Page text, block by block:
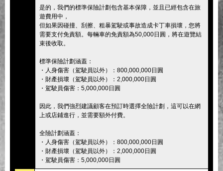
是的，我們的標準保險計劃包含基本保障，並且已經包含在旅
遊費用中，
但如果因碰撞、刮擦、粗暴駕駛或事故造成卡丁車損壞，您將
需要支付免責額。每輛車的免責額為50,000日圓，將在遊覽結
束後收取。
標準保險計劃涵蓋：
・人身傷害（駕駛員以外）：800,000,000日圓
・財產損壞（駕駛員以外）：2,000,000日圓
・駕駛員傷害：5,000,000日圓
因此，我們強烈建議顧客在預訂時選擇全險計劃，這可以在網
上或店鋪進行，並需要額外付費。
全險計劃涵蓋：
・人身傷害（駕駛員以外）：800,000,000日圓
・財產損壞（駕駛員以外）：2,000,000日圓
・駕駛員傷害：5,000,000日圓